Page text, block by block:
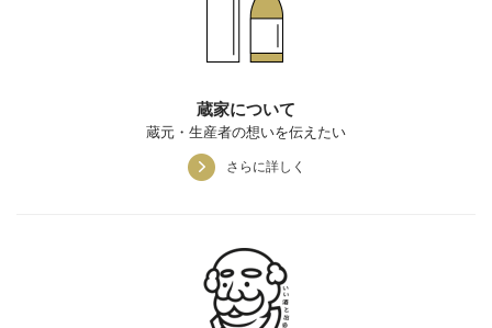
蔵家について
蔵元・生産者の想いを伝えたい
さらに詳しく